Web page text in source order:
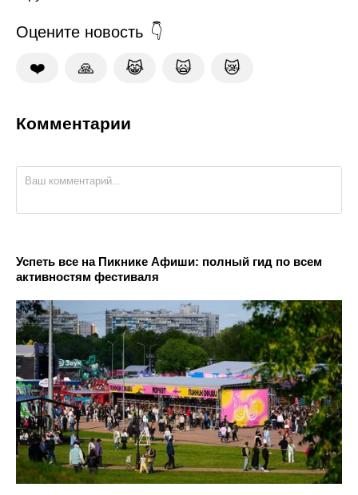
Оцените новость
❤️ 🙏 😹 🙀 😿
Комментарии
Успеть все на Пикнике Афиши: полный гид по всем
активностям фестиваля